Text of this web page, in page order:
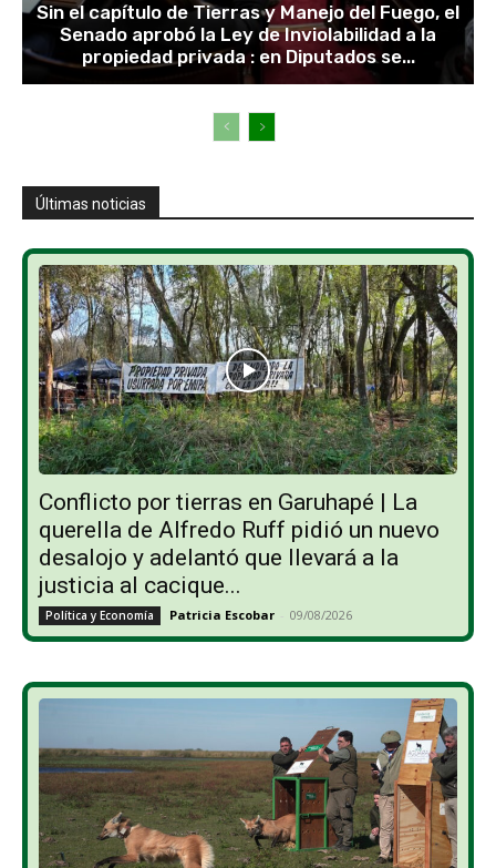
Sin el capítulo de Tierras y Manejo del Fuego, el
Senado aprobó la Ley de Inviolabilidad a la
propiedad privada : en Diputados se...
Últimas noticias
Conflicto por tierras en Garuhapé | La
querella de Alfredo Ruff pidió un nuevo
desalojo y adelantó que llevará a la
justicia al cacique...
Política y Economía Patricia Escobar - 09/08/2026